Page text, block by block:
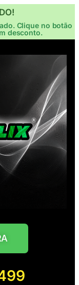
Clique no botão
desconto.